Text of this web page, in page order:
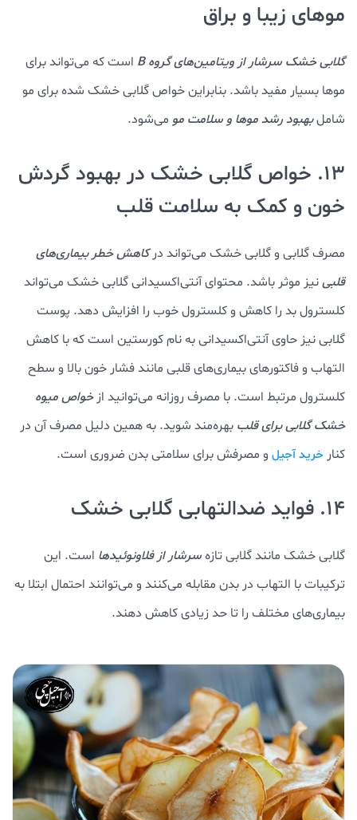
موهای زیبا و براق
گلابی خشک سرشار از ویتامین‌های گروه B
است که می‌تواند برای
موها بسیار مفید باشد. بنابراین خواص گلابی خشک شده برای مو
شاملبهبود رشد موها و سلامت مو می‌شود.
13. خواص گلابی خشک در بهبود گردش
خون و کمک به سلامت قلب
مصرف گلابی و گلابی خشک می‌تواند درکاهش خطر بیماری‌های
قلبینیز موثر باشد. محتوای آنتی‌اکسیدانی گلابی خشک می‌تواند
کلسترول بد را کاهش و کلسترول خوب را افزایش دهد. پوست
گلابی نیز حاوی آنتی‌اکسیدانی به نام کورستین است که با کاهش
التهاب و فاکتورهای بیماری‌های قلبی مانند فشار خون بالا و سطح
کلسترول مرتبط است. با مصرف روزانه می‌توانید ازخواص میوه
خشک گلابی برای قلب بهره‌مند شوید. به همین دلیل مصرف آن در
کنار خرید آجیل و مصرفش برای سلامتی بدن ضروری است.
14. فواید ضدالتهابی گلابی خشک
گلابی خشک مانند گلابی تازهسرشار از فلاونوئیدها است. این
ترکیبات با التهاب در بدن مقابله می‌کنند و می‌توانند احتمال ابتلا به
بیماری‌های مختلف را تا حد زیادی کاهش دهند.